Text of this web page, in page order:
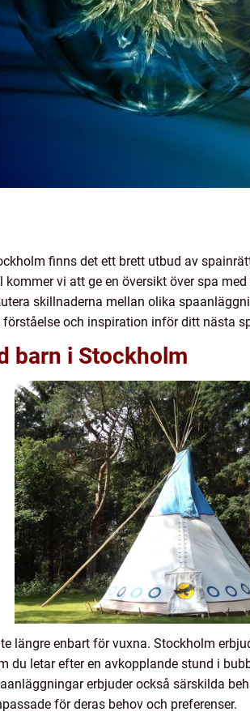
finns det ett brett utbud av
vi att ge en översikt över spa
skillnaderna mellan olika
och inspiration inför ditt nästa
barn i Stockholm
längre enbart för vuxna. Stockholm
du letar efter en avkopplande stund i
erbjuder också särskilda
för deras behov och preferenser.